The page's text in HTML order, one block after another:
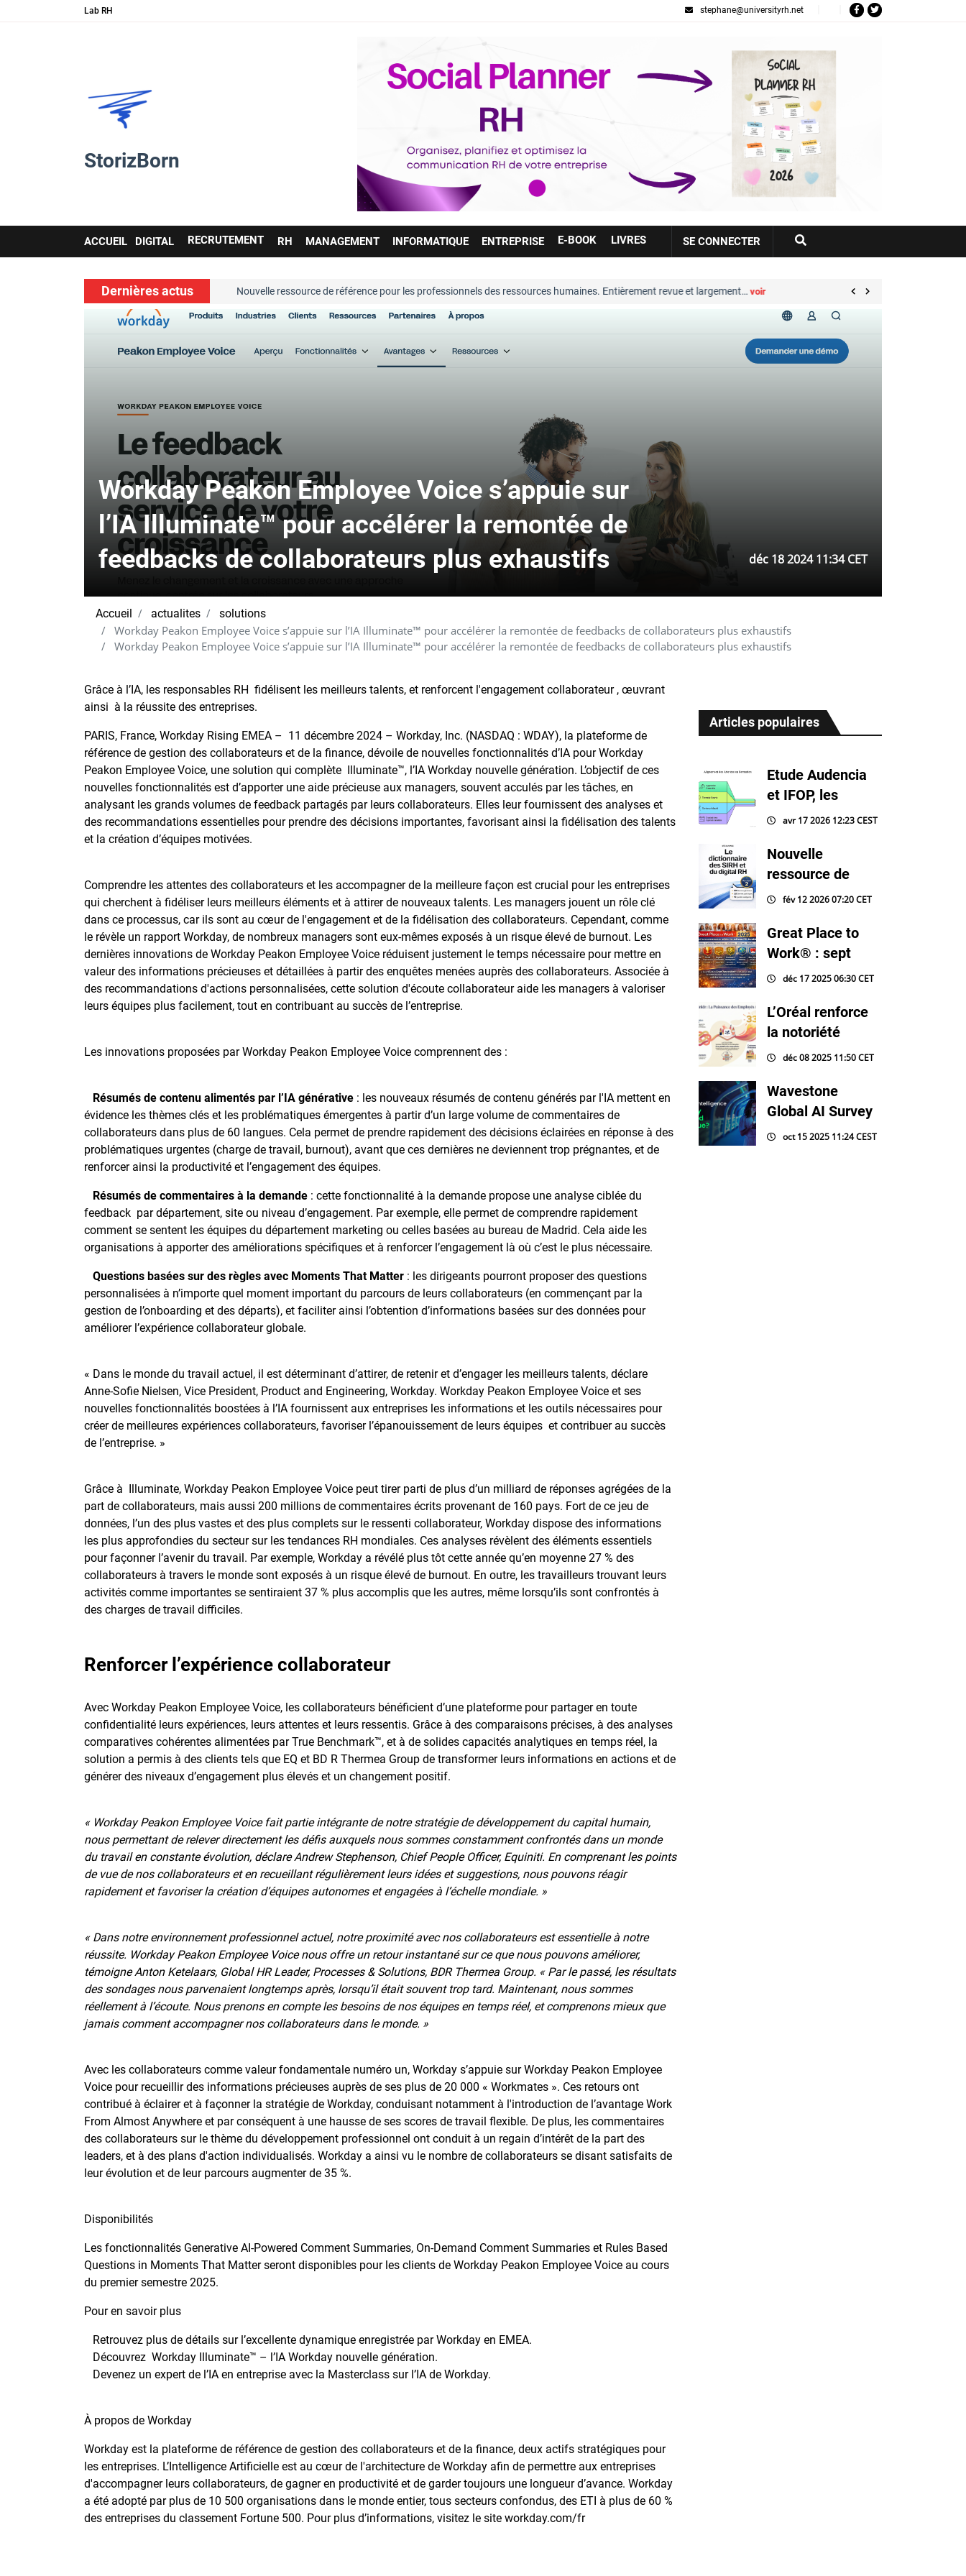
Lab RH stephane@universityrh.net
StorizBorn
Main
navigation
ACCUEIL DIGITAL RECRUTEMENT RH MANAGEMENT INFORMATIQUE ENTREPRISE E-BOOK LIVRES
Votre
compte
SE CONNECTER
Dernières actus Nouvelle ressource de référence pour les professionnels des ressources humaines. Entièrement revue et largement…voir Great Place to Work® :
Workday Peakon Employee Voice s’appuie sur
l’IA Illuminate™ pour accélérer la remontée de
feedbacks de collaborateurs plus exhaustifs
déc 18 2024 11:34 CET
Accueil actualites solutions
Workday Peakon Employee Voice s’appuie sur l’IA Illuminate™ pour accélérer la remontée de feedbacks de collaborateurs plus exhaustifs
Workday Peakon Employee Voice s’appuie sur l’IA Illuminate™ pour accélérer la remontée de feedbacks de collaborateurs plus exhaustifs
Grâce à l’IA, les responsables RH fidélisent les meilleurs talents, et renforcent l'engagement collaborateur , œuvrant
ainsi à la réussite des entreprises.
PARIS, France, Workday Rising EMEA – 11 décembre 2024 – Workday, Inc. (NASDAQ : WDAY), la plateforme de
référence de gestion des collaborateurs et de la finance, dévoile de nouvelles fonctionnalités d’IA pour Workday
Peakon Employee Voice, une solution qui complète Illuminate™, l’IA Workday nouvelle génération. L’objectif de ces
nouvelles fonctionnalités est d’apporter une aide précieuse aux managers, souvent acculés par les tâches, en
analysant les grands volumes de feedback partagés par leurs collaborateurs. Elles leur fournissent des analyses et
des recommandations essentielles pour prendre des décisions importantes, favorisant ainsi la fidélisation des talents
et la création d’équipes motivées.
Comprendre les attentes des collaborateurs et les accompagner de la meilleure façon est crucial pour les entreprises
qui cherchent à fidéliser leurs meilleurs éléments et à attirer de nouveaux talents. Les managers jouent un rôle clé
dans ce processus, car ils sont au cœur de l'engagement et de la fidélisation des collaborateurs. Cependant, comme
le révèle un rapport Workday, de nombreux managers sont eux-mêmes exposés à un risque élevé de burnout. Les
dernières innovations de Workday Peakon Employee Voice réduisent justement le temps nécessaire pour mettre en
valeur des informations précieuses et détaillées à partir des enquêtes menées auprès des collaborateurs. Associée à
des recommandations d'actions personnalisées, cette solution d'écoute collaborateur aide les managers à valoriser
leurs équipes plus facilement, tout en contribuant au succès de l’entreprise.
Les innovations proposées par Workday Peakon Employee Voice comprennent des :
Résumés de contenu alimentés par l’IA générative : les nouveaux résumés de contenu générés par l'IA mettent en
évidence les thèmes clés et les problématiques émergentes à partir d’un large volume de commentaires de
collaborateurs dans plus de 60 langues. Cela permet de prendre rapidement des décisions éclairées en réponse à des
problématiques urgentes (charge de travail, burnout), avant que ces dernières ne deviennent trop prégnantes, et de
renforcer ainsi la productivité et l’engagement des équipes.
Résumés de commentaires à la demande : cette fonctionnalité à la demande propose une analyse ciblée du
feedback par département, site ou niveau d’engagement. Par exemple, elle permet de comprendre rapidement
comment se sentent les équipes du département marketing ou celles basées au bureau de Madrid. Cela aide les
organisations à apporter des améliorations spécifiques et à renforcer l’engagement là où c’est le plus nécessaire.
Questions basées sur des règles avec Moments That Matter : les dirigeants pourront proposer des questions
personnalisées à n’importe quel moment important du parcours de leurs collaborateurs (en commençant par la
gestion de l’onboarding et des départs), et faciliter ainsi l’obtention d’informations basées sur des données pour
améliorer l’expérience collaborateur globale.
« Dans le monde du travail actuel, il est déterminant d’attirer, de retenir et d’engager les meilleurs talents, déclare
Anne-Sofie Nielsen, Vice President, Product and Engineering, Workday. Workday Peakon Employee Voice et ses
nouvelles fonctionnalités boostées à l’IA fournissent aux entreprises les informations et les outils nécessaires pour
créer de meilleures expériences collaborateurs, favoriser l’épanouissement de leurs équipes et contribuer au succès
de l’entreprise. »
Grâce à Illuminate, Workday Peakon Employee Voice peut tirer parti de plus d’un milliard de réponses agrégées de la
part de collaborateurs, mais aussi 200 millions de commentaires écrits provenant de 160 pays. Fort de ce jeu de
données, l’un des plus vastes et des plus complets sur le ressenti collaborateur, Workday dispose des informations
les plus approfondies du secteur sur les tendances RH mondiales. Ces analyses révèlent des éléments essentiels
pour façonner l’avenir du travail. Par exemple, Workday a révélé plus tôt cette année qu’en moyenne 27 % des
collaborateurs à travers le monde sont exposés à un risque élevé de burnout. En outre, les travailleurs trouvant leurs
activités comme importantes se sentiraient 37 % plus accomplis que les autres, même lorsqu’ils sont confrontés à
des charges de travail difficiles.
Renforcer l’expérience collaborateur
Avec Workday Peakon Employee Voice, les collaborateurs bénéficient d’une plateforme pour partager en toute
confidentialité leurs expériences, leurs attentes et leurs ressentis. Grâce à des comparaisons précises, à des analyses
comparatives cohérentes alimentées par True Benchmark™, et à de solides capacités analytiques en temps réel, la
solution a permis à des clients tels que EQ et BD R Thermea Group de transformer leurs informations en actions et de
générer des niveaux d’engagement plus élevés et un changement positif.
« Workday Peakon Employee Voice fait partie intégrante de notre stratégie de développement du capital humain,
nous permettant de relever directement les défis auxquels nous sommes constamment confrontés dans un monde
du travail en constante évolution, déclare Andrew Stephenson, Chief People Officer, Equiniti. En comprenant les points
de vue de nos collaborateurs et en recueillant régulièrement leurs idées et suggestions, nous pouvons réagir
rapidement et favoriser la création d’équipes autonomes et engagées à l’échelle mondiale. »
« Dans notre environnement professionnel actuel, notre proximité avec nos collaborateurs est essentielle à notre
réussite. Workday Peakon Employee Voice nous offre un retour instantané sur ce que nous pouvons améliorer,
témoigne Anton Ketelaars, Global HR Leader, Processes & Solutions, BDR Thermea Group. « Par le passé, les résultats
des sondages nous parvenaient longtemps après, lorsqu’il était souvent trop tard. Maintenant, nous sommes
réellement à l’écoute. Nous prenons en compte les besoins de nos équipes en temps réel, et comprenons mieux que
jamais comment accompagner nos collaborateurs dans le monde. »
Avec les collaborateurs comme valeur fondamentale numéro un, Workday s’appuie sur Workday Peakon Employee
Voice pour recueillir des informations précieuses auprès de ses plus de 20 000 « Workmates ». Ces retours ont
contribué à éclairer et à façonner la stratégie de Workday, conduisant notamment à l'introduction de l’avantage Work
From Almost Anywhere et par conséquent à une hausse de ses scores de travail flexible. De plus, les commentaires
des collaborateurs sur le thème du développement professionnel ont conduit à un regain d’intérêt de la part des
leaders, et à des plans d'action individualisés. Workday a ainsi vu le nombre de collaborateurs se disant satisfaits de
leur évolution et de leur parcours augmenter de 35 %.
Disponibilités
Les fonctionnalités Generative AI-Powered Comment Summaries, On-Demand Comment Summaries et Rules Based
Questions in Moments That Matter seront disponibles pour les clients de Workday Peakon Employee Voice au cours
du premier semestre 2025.
Pour en savoir plus
Retrouvez plus de détails sur l’excellente dynamique enregistrée par Workday en EMEA.
Découvrez Workday Illuminate™ – l’IA Workday nouvelle génération.
Devenez un expert de l’IA en entreprise avec la Masterclass sur l’IA de Workday.
À propos de Workday
Workday est la plateforme de référence de gestion des collaborateurs et de la finance, deux actifs stratégiques pour
les entreprises. L’Intelligence Artificielle est au cœur de l'architecture de Workday afin de permettre aux entreprises
d'accompagner leurs collaborateurs, de gagner en productivité et de garder toujours une longueur d’avance. Workday
a été adopté par plus de 10 500 organisations dans le monde entier, tous secteurs confondus, des ETI à plus de 60 %
des entreprises du classement Fortune 500. Pour plus d’informations, visitez le site workday.com/fr
Articles populaires
Etude Audencia
et IFOP, les
avr 17 2026 12:23 CEST
Nouvelle
ressource de
fév 12 2026 07:20 CET
Great Place to
Work® : sept
déc 17 2025 06:30 CET
L’Oréal renforce
la notoriété
déc 08 2025 11:50 CET
Wavestone
Global AI Survey
oct 15 2025 11:24 CEST